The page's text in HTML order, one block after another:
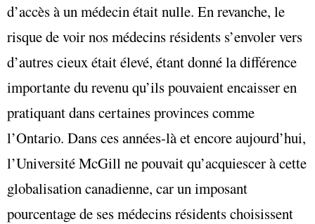
d’accès à un médecin était nulle. En revanche, le
risque de voir nos médecins résidents s’envoler vers
d’autres cieux était élevé, étant donné la différence
importante du revenu qu’ils pouvaient encaisser en
pratiquant dans certaines provinces comme
l’Ontario. Dans ces années-là et encore aujourd’hui,
l’Université McGill ne pouvait qu’acquiescer à cette
globalisation canadienne, car un imposant
pourcentage de ses médecins résidents choisissent